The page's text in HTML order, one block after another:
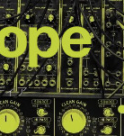
ィア